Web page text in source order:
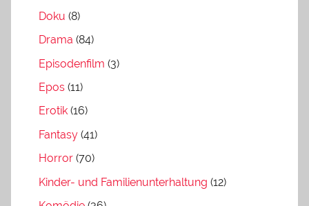
Doku (8)
Drama (84)
Episodenfilm (3)
Epos (11)
Erotik (16)
Fantasy (41)
Horror (70)
Kinder- und Familienunterhaltung (12)